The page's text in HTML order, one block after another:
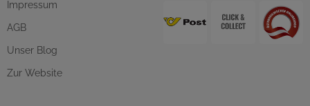
Impressum
AGB
Unser Blog
Zur Website